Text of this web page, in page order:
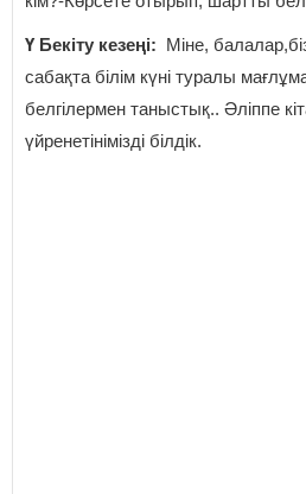
Ү Бекіту кезеңі: Міне,
сабақта білім күні туралы
белгілермен таныстық.. Әліппе
үйренетінімізді білдік.